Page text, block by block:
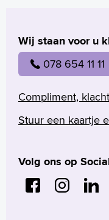
Polski
Türkçe
Arabisch
Wij staan voor u
078 654 11 11
Compliment,
Stuur een kaartje
Volg ons op